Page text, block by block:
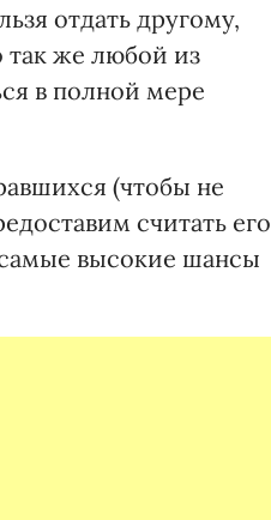
отдать другому,
так же любой из
в полной мере
(чтобы не
считать его
самые высокие шансы